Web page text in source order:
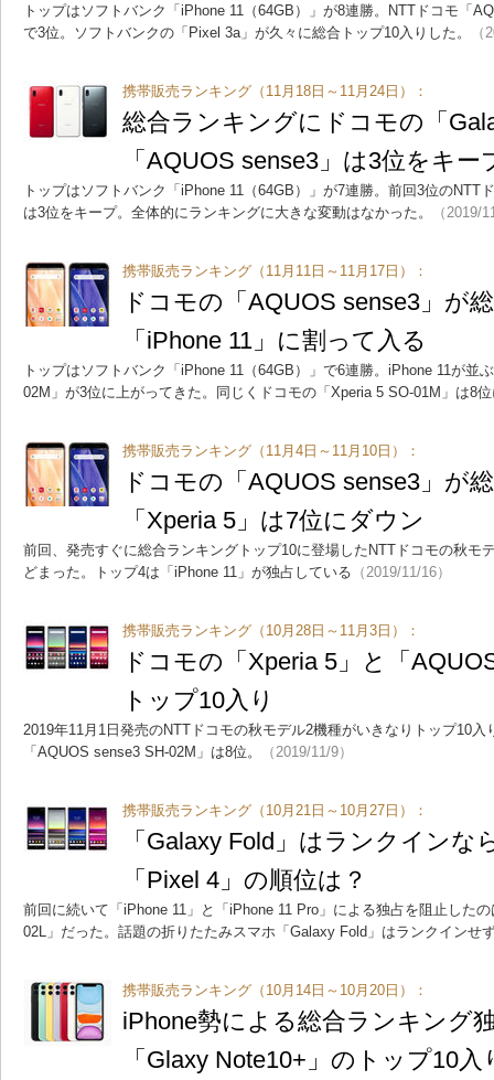
トップはソフトバンク「iPhone 11（64GB）」が8連勝。NTTドコモ「
で3位。ソフトバンクの「Pixel 3a」が久々に総合トップ10入りした。
携帯販売ランキング（11月18日～11月24日）：
総合ランキングにドコモの「
「AQUOS sense3」は3位をキー
トップはソフトバンク「iPhone 11（64GB）」が7連勝。前回3位のNTT
は3位をキープ。全体的にランキングに大きな変動はなかった。
（2019/
携帯販売ランキング（11月11日～11月17日）：
ドコモの「AQUOS sense3」が
「iPhone 11」に割って入る
トップはソフトバンク「iPhone 11（64GB）」で6連勝。iPhone 11が並
02M」が3位に上がってきた。同じくドコモの「Xperia 5 SO-01M」は8
携帯販売ランキング（11月4日～11月10日）：
ドコモの「AQUOS sense3」が
「Xperia 5」は7位にダウン
前回、発売すぐに総合ランキングトップ10に登場したNTTドコモの秋モ
どまった。トップ4は「iPhone 11」が独占している （2019/11/16）
携帯販売ランキング（10月28日～11月3日）：
ドコモの「Xperia 5」と「
トップ10入り
2019年11月1日発売のNTTドコモの秋モデル2機種がいきなりトップ10
「AQUOS sense3 SH-02M」は8位。
（2019/11/9）
携帯販売ランキング（10月21日～10月27日）：
「Galaxy Fold」はランクイン
「Pixel 4」の順位は？
前回に続いて「iPhone 11」と「iPhone 11 Pro」による独占を阻止した
02L」だった。話題の折りたたみスマホ「Galaxy Fold」はランクインせ
携帯販売ランキング（10月14日～10月20日）：
iPhone勢による総合ランキン
「Glaxy Note10+」のトップ10